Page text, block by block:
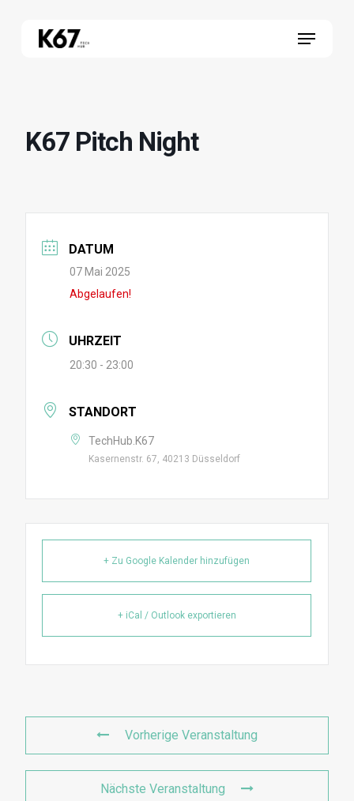
Menu
K67 Pitch Night
DATUM
07 Mai 2025
Abgelaufen!
UHRZEIT
20:30 - 23:00
STANDORT
TechHub.K67
Kasernenstr. 67, 40213 Düsseldorf
+ Zu Google Kalender hinzufügen
+ iCal / Outlook exportieren
Vorherige Veranstaltung
Nächste Veranstaltung